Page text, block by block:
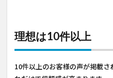
理想は10件以上
10件以上のお客様の声が掲載